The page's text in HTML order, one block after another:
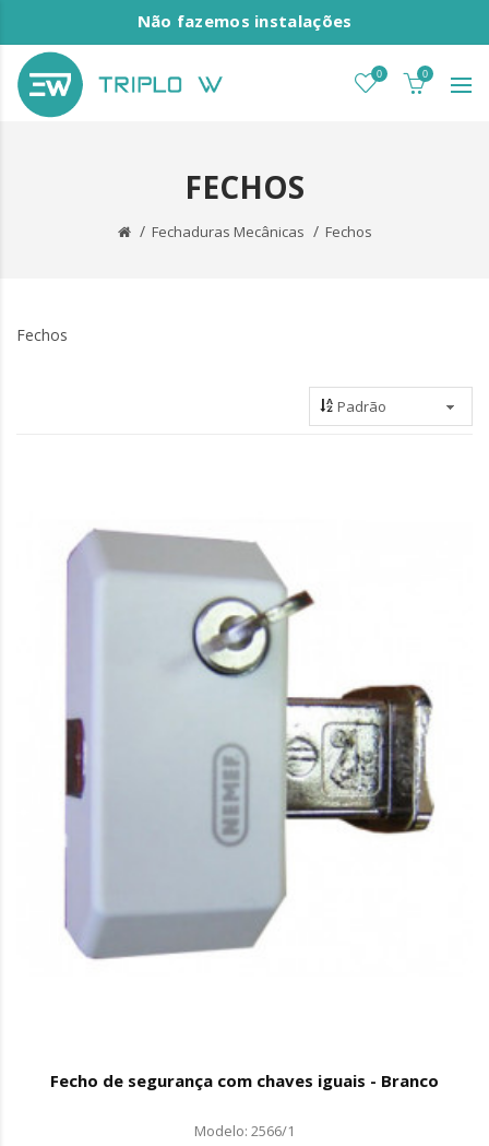
Não fazemos instalações
0 0
FECHOS
Fechaduras Mecânicas Fechos
Fechos
Fecho de segurança com chaves iguais - Branco
Modelo: 2566/1